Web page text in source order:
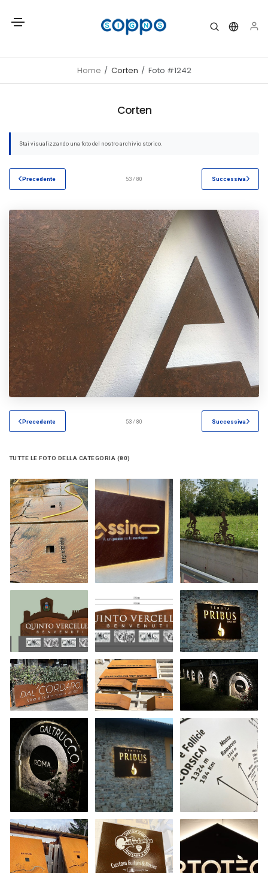
Home Corten Foto #1242
Corten
Stai visualizzando una foto del nostro archivio storico.
Precedente 53 / 80 Successiva
Precedente 53 / 80 Successiva
TUTTE LE FOTO DELLA CATEGORIA (80)